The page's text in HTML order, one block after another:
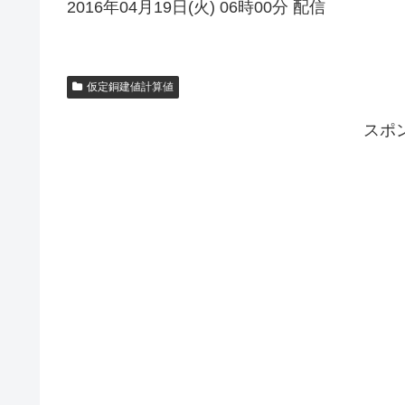
2016年04月19日(火) 06時00分 配信
仮定銅建値計算値
スポ